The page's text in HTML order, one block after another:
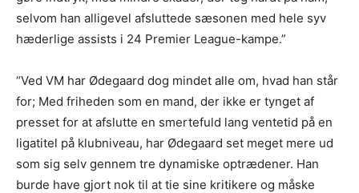
selvom han alligevel afsluttede sæsonen med hele syv
hæderlige assists i 24 Premier League-kampe.”
“Ved VM har Ødegaard dog mindet alle om, hvad han står
for; Med friheden som en mand, der ikke er tynget af
presset for at afslutte en smertefuld lang ventetid på en
ligatitel på klubniveau, har Ødegaard set meget mere ud
som sig selv gennem tre dynamiske optrædener. Han
burde have gjort nok til at tie sine kritikere og måske